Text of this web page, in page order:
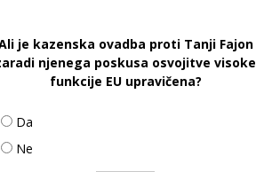
je kazenska ovadba proti Tanji Fajon
njenega poskusa osvojitve visoke
funkcije EU upravičena?
Da
Ne